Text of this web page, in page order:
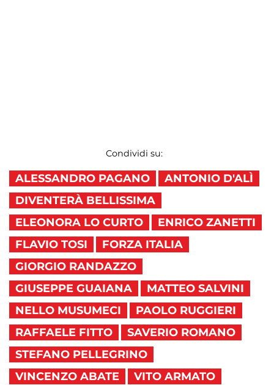
Condividi su:
ALESSANDRO PAGANO
ANTONIO D'ALÌ
DIVENTERÀ BELLISSIMA
ELEONORA LO CURTO
ENRICO ZANETTI
FLAVIO TOSI
FORZA ITALIA
GIORGIO RANDAZZO
GIUSEPPE GUAIANA
MATTEO SALVINI
NELLO MUSUMECI
PAOLO RUGGIERI
RAFFAELE FITTO
SAVERIO ROMANO
STEFANO PELLEGRINO
VINCENZO ABATE
VITO ARMATO